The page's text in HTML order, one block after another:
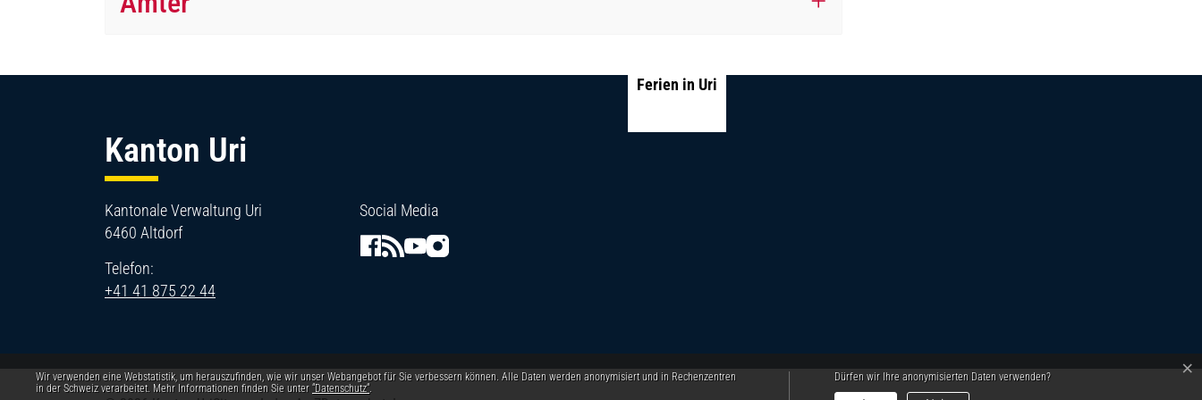
Kanton Uri
Kantonale Verwaltung Uri
6460 Altdorf
Telefon:
+41 41 875 22 44
Social Media
Ferien in Uri
Webstatistik
Wir verwenden eine Webstatistik, um herauszufinden, wie wir unser Webangebot für Sie verbessern können. Alle Daten werden anonymisiert und in Rechenzentren
in der Schweiz verarbeitet. Mehr Informationen finden Sie unter “Datenschutz“.
Dürfen wir Ihre anonymisierten Daten verwenden? ×